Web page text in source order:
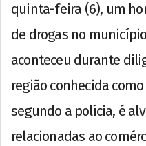
quinta-feira (6), um
de drogas no
aconteceu durante
região conhecida como
segundo a polícia, é
relacionadas ao